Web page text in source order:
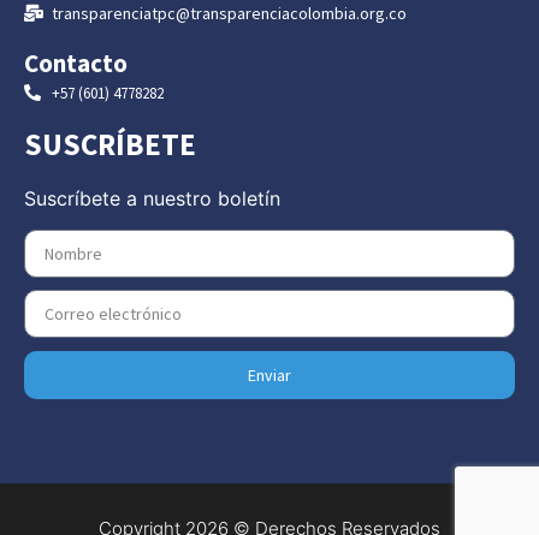
transparenciatpc@transparenciacolombia.org.co
Contacto
+57 (601) 4778282
SUSCRÍBETE
Suscríbete a nuestro boletín
Enviar
Copyright 2026 © Derechos Reservados